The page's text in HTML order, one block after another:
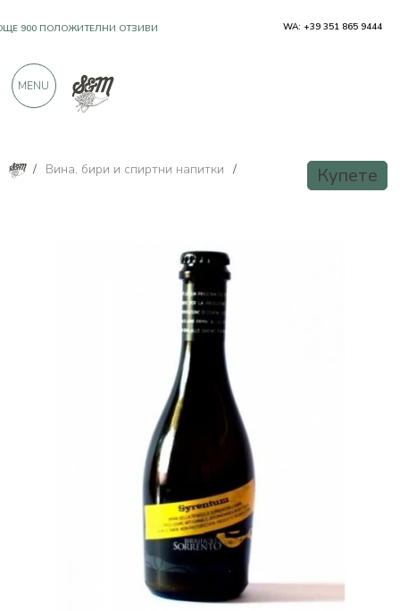
/ Вина, бири и спиртни напитки / Купете
900 ПОЛОЖИТЕЛНИ ОТЗИВИ WA: +39 351 865 9444
MENU